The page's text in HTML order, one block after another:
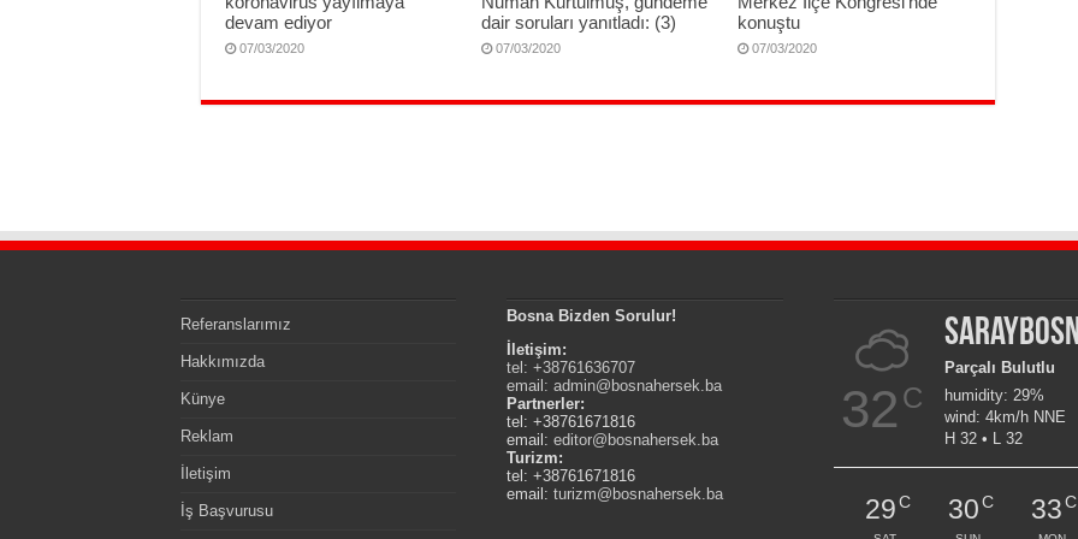
devam ediyor
07/03/2020
dair soruları yanıtladı: (3)
07/03/2020
konuştu
07/03/2020
Referanslarımız
Hakkımızda
Künye
Reklam
İletişim
İş Başvurusu
Bosna Bizden Sorulur!
İletişim:
tel: +38761636707
email:admin@bosnahersek.ba
Partnerler:
tel: +38761671816
email:editor@bosnahersek.ba
Turizm:
tel: +38761671816
email:turizm@bosnahersek.ba
32 C
Parçalı Bulutlu
humidity: 29%
wind: 4km/h NNE
H 32 • L 32
29C 30C 33C